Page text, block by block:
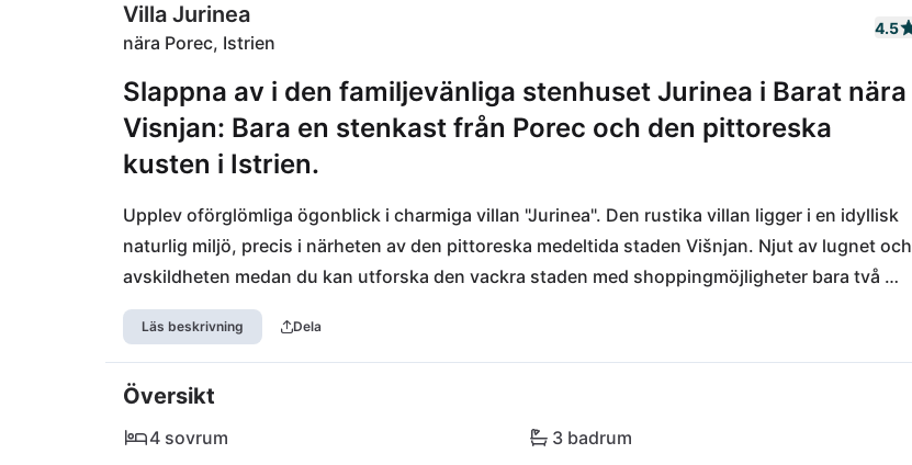
Villa Jurinea
nära Porec, Istrien
4.5
Slappna av i den familjevänliga stenhuset Jurinea i Barat nära
Visnjan: Bara en stenkast från Porec och den pittoreska
kusten i Istrien.
Upplev oförglömliga ögonblick i charmiga villan "Jurinea". Den rustika villan ligger i en idyllisk
naturlig miljö, precis i närheten av den pittoreska medeltida staden Višnjan. Njut av lugnet och
avskildheten medan du kan utforska den vackra staden med shoppingmöjligheter bara två
kilometer bort. För actionfyllda äventyr och underhållning ligger den mångsidiga kuststaden
Poreč endast 13 km bort. Här hittar du många sportaktiviteter och ett spännande
underhållningsprogram. De närmaste otroliga stränderna är också bara 12 km bort och lätt att
nå med hyrbil. Njut av skönheten i Istriens och låt dig förtrollas av villan "Jurinea". Din
oförglömliga semester väntar på dig!
Läs beskrivning Dela
Översikt
4 sovrum
3 badrum